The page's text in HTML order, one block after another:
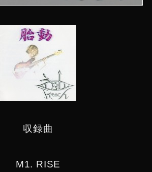
収録曲
M1. RISE